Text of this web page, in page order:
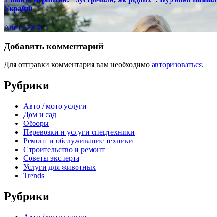
України
Авг 6, 2026
Добавить комментарий
Для отправки комментария вам необходимо авторизоваться.
Рубрики
Авто / мото услуги
Дом и сад
Обзоры
Перевозки и услуги спецтехники
Ремонт и обслуживание техники
Строительство и ремонт
Советы эксперта
Услуги для животных
Trends
Рубрики